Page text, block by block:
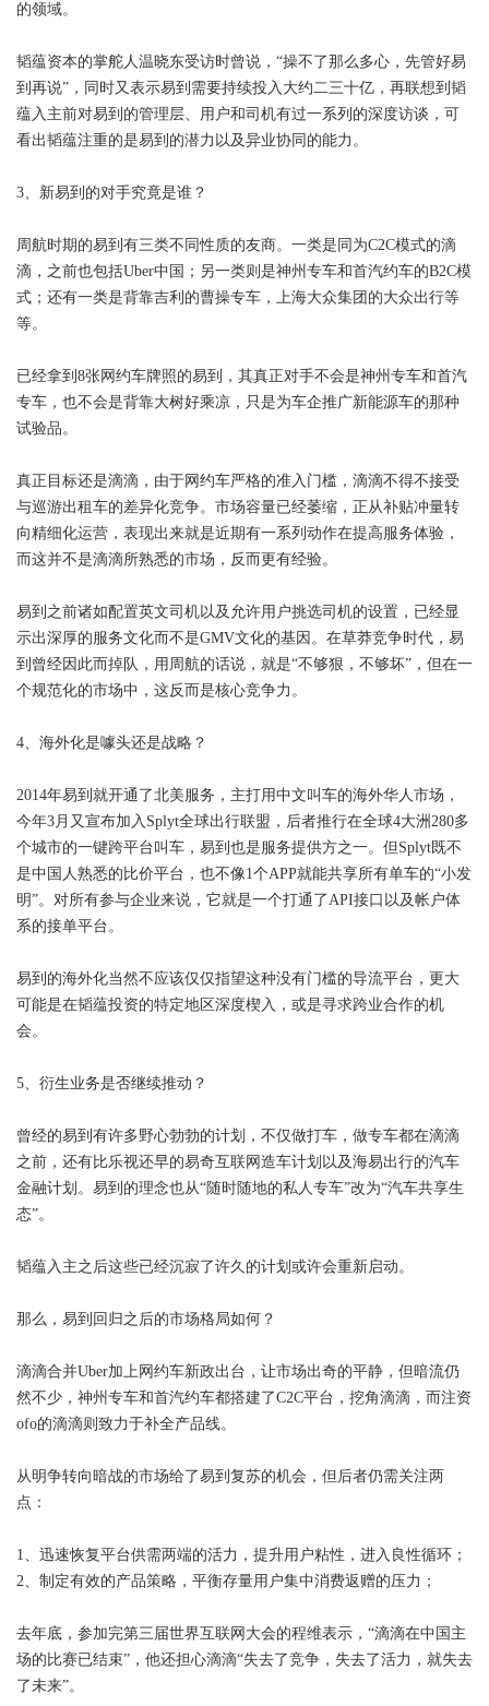
的领域。
韬蕴资本的掌舵人温晓东受访时曾说，“操不了那么多心，先管好易
到再说”，同时又表示易到需要持续投入大约二三十亿，再联想到韬
蕴入主前对易到的管理层、用户和司机有过一系列的深度访谈，可
看出韬蕴注重的是易到的潜力以及异业协同的能力。
3、新易到的对手究竟是谁？
周航时期的易到有三类不同性质的友商。一类是同为C2C模式的滴
滴，之前也包括Uber中国；另一类则是神州专车和首汽约车的B2C模
式；还有一类是背靠吉利的曹操专车，上海大众集团的大众出行等
等。
已经拿到8张网约车牌照的易到，其真正对手不会是神州专车和首汽
专车，也不会是背靠大树好乘凉，只是为车企推广新能源车的那种
试验品。
真正目标还是滴滴，由于网约车严格的准入门槛，滴滴不得不接受
与巡游出租车的差异化竞争。市场容量已经萎缩，正从补贴冲量转
向精细化运营，表现出来就是近期有一系列动作在提高服务体验，
而这并不是滴滴所熟悉的市场，反而更有经验。
易到之前诸如配置英文司机以及允许用户挑选司机的设置，已经显
示出深厚的服务文化而不是GMV文化的基因。在草莽竞争时代，易
到曾经因此而掉队，用周航的话说，就是“不够狠，不够坏”，但在一
个规范化的市场中，这反而是核心竞争力。
4、海外化是噱头还是战略？
2014年易到就开通了北美服务，主打用中文叫车的海外华人市场，
今年3月又宣布加入Splyt全球出行联盟，后者推行在全球4大洲280多
个城市的一键跨平台叫车，易到也是服务提供方之一。但Splyt既不
是中国人熟悉的比价平台，也不像1个APP就能共享所有单车的“小发
明”。对所有参与企业来说，它就是一个打通了API接口以及帐户体
系的接单平台。
易到的海外化当然不应该仅仅指望这种没有门槛的导流平台，更大
可能是在韬蕴投资的特定地区深度楔入，或是寻求跨业合作的机
会。
5、衍生业务是否继续推动？
曾经的易到有许多野心勃勃的计划，不仅做打车，做专车都在滴滴
之前，还有比乐视还早的易奇互联网造车计划以及海易出行的汽车
金融计划。易到的理念也从“随时随地的私人专车”改为“汽车共享生
态”。
韬蕴入主之后这些已经沉寂了许久的计划或许会重新启动。
那么，易到回归之后的市场格局如何？
滴滴合并Uber加上网约车新政出台，让市场出奇的平静，但暗流仍
然不少，神州专车和首汽约车都搭建了C2C平台，挖角滴滴，而注资
ofo的滴滴则致力于补全产品线。
从明争转向暗战的市场给了易到复苏的机会，但后者仍需关注两
点：
1、迅速恢复平台供需两端的活力，提升用户粘性，进入良性循环；
2、制定有效的产品策略，平衡存量用户集中消费返赠的压力；
去年底，参加完第三届世界互联网大会的程维表示，“滴滴在中国主
场的比赛已结束”，他还担心滴滴“失去了竞争，失去了活力，就失去
了未来”。